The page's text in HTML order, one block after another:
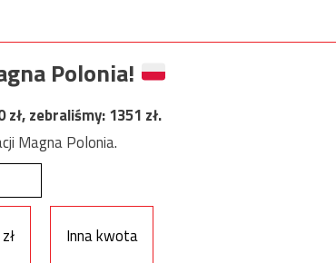
Polonia!
zł, zebraliśmy:1351 zł.
Magna Polonia.
Inna kwota